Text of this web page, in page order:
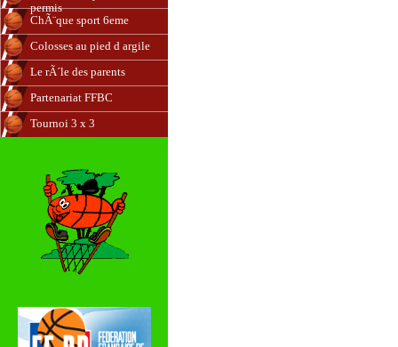
permis
ChÃ¨que sport 6eme
Colosses au pied d argile
Le rÃ´le des parents
Partenariat FFBC
Tournoi 3 x 3